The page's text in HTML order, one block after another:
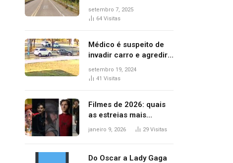
pessoas feridas e uma
mulher morta na TO-
setembro 7, 2025
64 Visitas
Médico é suspeito de
invadir carro e agredir
delegado aposentado
durante confusão no
setembro 19, 2024
41 Visitas
Filmes de 2026: quais
as estreias mais
aguardadas do ano?
janeiro 9, 2026 29 Visitas
Do Oscar a Lady Gaga